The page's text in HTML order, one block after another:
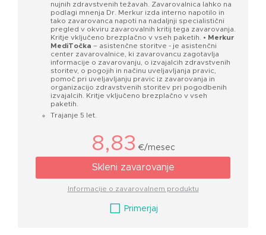
nujnih zdravstvenih težavah. Zavarovalnica lahko na
podlagi mnenja Dr. Merkur izda interno napotilo in
tako zavarovanca napoti na nadaljnji specialistični
pregled v okviru zavarovalnih kritij tega zavarovanja.
Kritje vključeno brezplačno v vseh paketih. • Merkur
MediTočka – asistenčne storitve - je asistenčni
center zavarovalnice, ki zavarovancu zagotavlja
informacije o zavarovanju, o izvajalcih zdravstvenih
storitev, o pogojih in načinu uveljavljanja pravic,
pomoč pri uveljavljanju pravic iz zavarovanja in
organizacijo zdravstvenih storitev pri pogodbenih
izvajalcih. Kritje vključeno brezplačno v vseh
paketih.
Trajanje 5 let.
8,83 €/mesec
Skleni zavarovanje
Informacije o zavarovalnem produktu
V Primerjaj